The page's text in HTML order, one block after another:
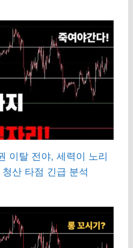
이탈 전야, 세력이 노리
산 타점 긴급 분석